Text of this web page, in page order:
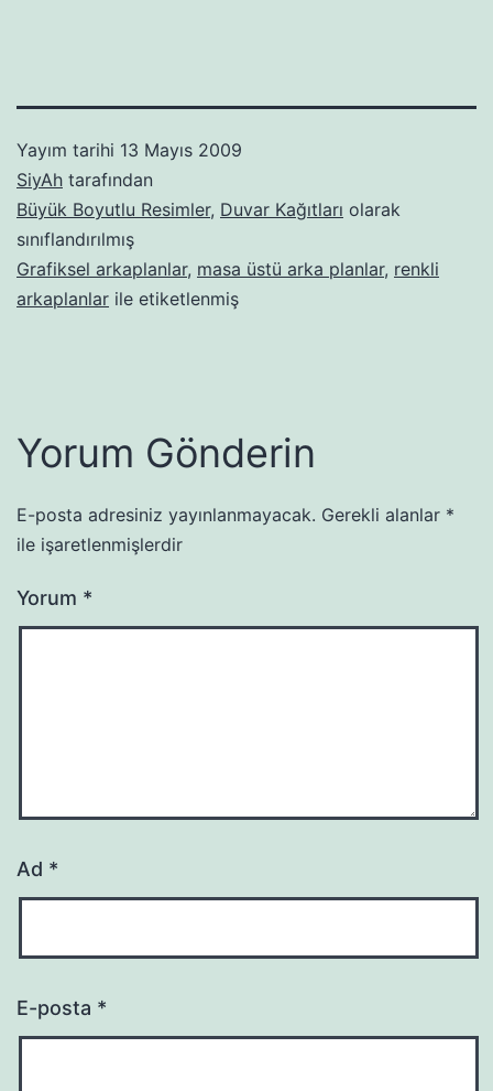
Yayım tarihi 13 Mayıs 2009
SiyAh tarafından
Büyük Boyutlu Resimler, Duvar Kağıtları olarak
sınıflandırılmış
Grafiksel arkaplanlar, masa üstü arka planlar, renkli
arkaplanlar ile etiketlenmiş
Yorum Gönderin
E-posta adresiniz yayınlanmayacak. Gerekli alanlar *
ile işaretlenmişlerdir
Yorum *
Ad *
E-posta *